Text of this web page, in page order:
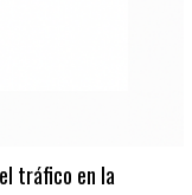
tráfico en la